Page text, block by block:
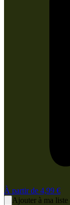
À partir de 4,99 €
Ajouter à ma liste